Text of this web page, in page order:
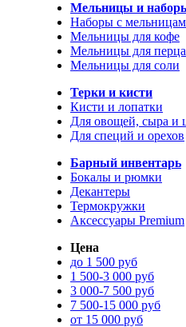
Мельницы и
Наборы с
Мельницы для кофе
Мельницы для перца
Мельницы для соли
Терки и кисти
Кисти и лопатки
Для овощей, сыра и
Для специй и орехов
Барный инвентарь
Бокалы и рюмки
Декантеры
Термокружки
Аксессуары Premium
Цена
до 1 500 руб
1 500-3 000 руб
3 000-7 500 руб
7 500-15 000 руб
от 15 000 руб